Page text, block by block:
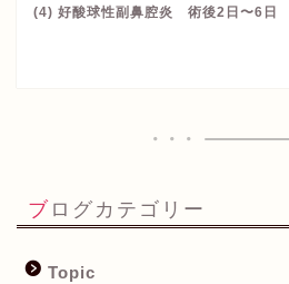
(4) 好酸球性副鼻腔炎 術後2日〜6日
ブログカテゴリー
Topic